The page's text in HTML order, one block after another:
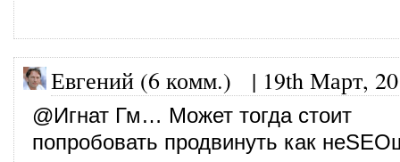
Евгений (6 комм.) | 19th Март,
@Игнат Гм… Может тогда стоит
попробовать продвинуть как